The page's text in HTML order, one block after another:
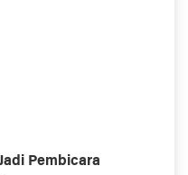
Pembicara